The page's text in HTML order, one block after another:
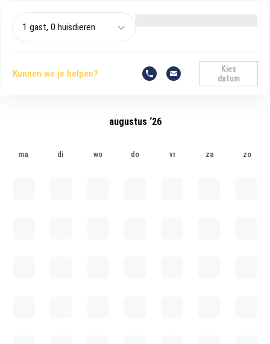
1 gast, 0 huisdieren
Kunnen we je helpen?
Kies
datum
augustus ‘26
ma di wo do vr za zo